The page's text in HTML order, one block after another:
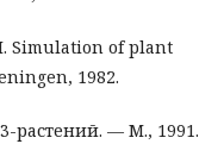
Simulation of plant
1982.
растений. — М., 1991.